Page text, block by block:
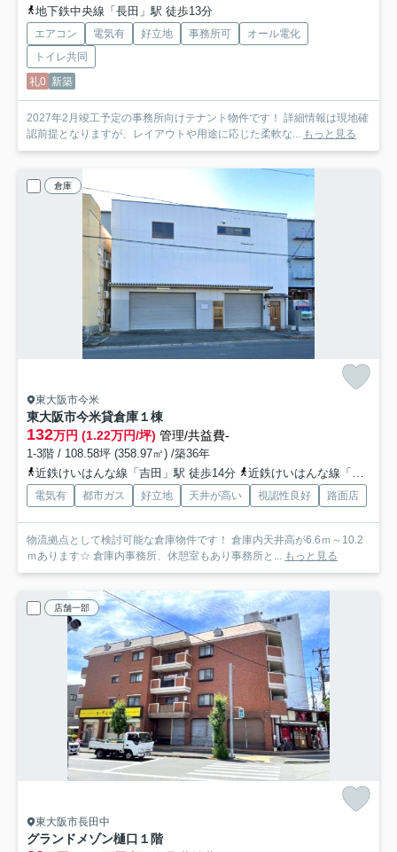
地下鉄中央線「長田」駅 徒歩13分
エアコン 電気有 好立地 事務所可
オール電化
トイレ共同
礼0 新築
2027年2月竣工予定の事務所向けテナント物件です！ 詳細情報は現地確
認前提となりますが、レイアウトや用途に応じた柔軟な... もっと見る
倉庫
東大阪市今米
東大阪市今米貸倉庫１棟
132万円 (1.22万円/坪) 管理/共益費-
1-3階 / 108.58坪 (358.97㎡) /築36年
近鉄けいはんな線「吉田」駅 徒歩14分
近鉄けいはんな線「新石切」駅 徒歩26分
電気有 都市ガス 好立地 天井が高い 視認性良好 路面店
物流拠点として検討可能な倉庫物件です！ 倉庫内天井高が6.6ｍ～10.2
ｍあります☆ 倉庫内事務所、休憩室もあり事務所と... もっと見る
店舗一部
東大阪市長田中
グランドメゾン樋口 １階